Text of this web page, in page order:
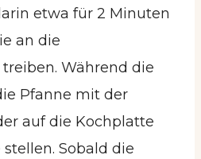
etwa für 2 Minuten
an die
Während die
Pfanne mit der
auf die Kochplatte
Sobald die